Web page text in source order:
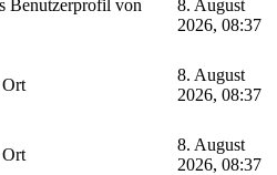
Benutzerprofil von
8. August
2026, 08:37
8. August
2026, 08:37
8. August
2026, 08:37